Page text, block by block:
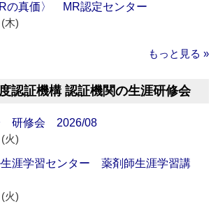
の真価〉 MR認定センター
木)
もっと見る »
認証機構 認証機関の生涯研修会
研修会 2026/08
火)
涯学習センター 薬剤師生涯学習講
火)